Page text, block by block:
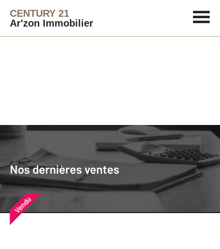
CENTURY 21
Ar'zon Immobilier
Nos dernières ventes
Nos dernières ventes
Nos derniers biens vendus près de
chez vous
Vendu